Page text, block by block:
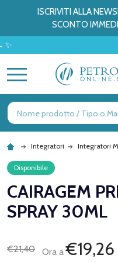
ISCRIVITI ALLA
SCONTO
Ricerca
Integratori Integratori
Disponibile
CAIRAGEM
SPRAY 30ML
€21,40
Ora a€19,26